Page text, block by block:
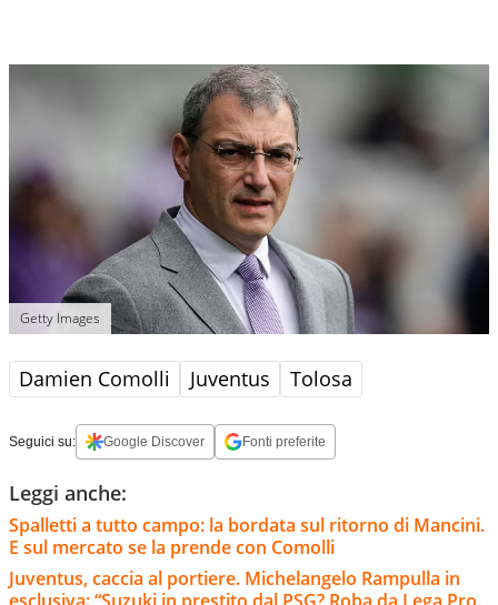
Getty Images
Damien Comolli Juventus Tolosa
Seguici su: Google Discover Fonti preferite
Leggi anche:
Spalletti a tutto campo: la bordata sul ritorno di Mancini.
E sul mercato se la prende con Comolli
Juventus, caccia al portiere. Michelangelo Rampulla in